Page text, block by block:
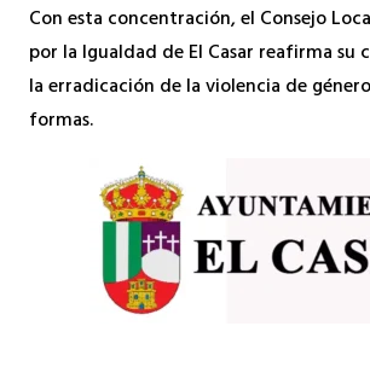
Con esta concentración, el Consejo
por la Igualdad de El Casar reafirma su
la erradicación de la violencia de
formas.